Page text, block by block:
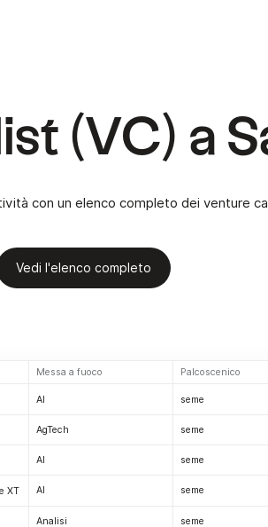
(VC) a
con un elenco completo dei venture
Vedi l'elenco completo
Messa a fuoco Palcoscenico
AI seme
AgTech seme
AI seme
XT AI seme
Analisi seme